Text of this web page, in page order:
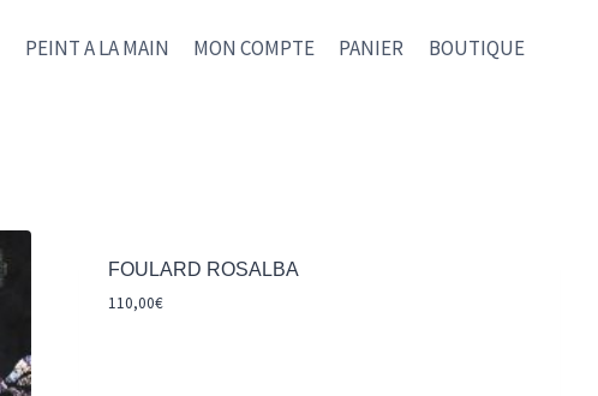
PEINT A LA MAIN MON COMPTE PANIER BOUTIQUE
FOULARD ROSALBA
110,00€